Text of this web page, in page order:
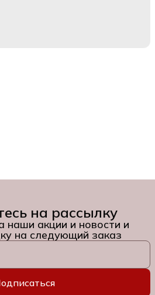
на рассылку
наши акции и новости и
на следующий заказ